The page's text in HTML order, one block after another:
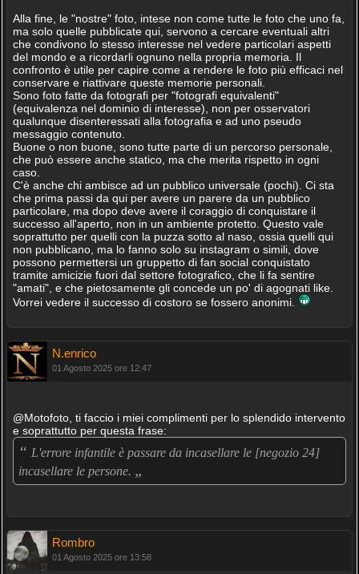
Alla fine, le "nostre" foto, intese non come tutte le foto che uno fa,
ma solo quelle pubblicate qui, servono a cercare eventuali altri
che condivono lo stesso interesse nel vedere particolari aspetti
del mondo e a ricordarli ognuno nella propria memoria. Il
confronto è utile per capire come a rendere le foto più efficaci nel
conservare e riattivare queste memorie personali.
Sono foto fatte da fotografi per "fotografi equivalenti"
(equivalenza nel dominio di interesse), non per osservatori
qualunque disenteressati alla fotografia e ad uno pseudo
messaggio contenuto.
Buone o non buone, sono tutte parte di un percorso personale,
che può essere anche statico, ma che merita rispetto in ogni
caso.
C'è anche chi ambisce ad un pubblico universale (pochi). Ci sta
che prima passi da qui per avere un parere da un pubblico
particolare, ma dopo deve avere il coraggio di conquistare il
successo all'aperto, non in un ambiente protetto. Questo vale
soprattutto per quelli con la puzza sotto al naso, ossia quelli qui
non pubblicano, ma lo fanno solo su instagram o simili, dove
possono permettersi un gruppetto di fan social conquistato
tramite amicizie fuori dal settore fotografico, che li fa sentire
"amati", e che pietosamente gli concede un po' di agognati like.
Vorrei vedere il successo di costoro se fossero anonimi.
N.enrico
01 Agosto 2025 ore 12:47
@Motofoto, ti faccio i miei complimenti per lo splendido intervento
e soprattutto per questa frase:
“ L'errore infantile è passare da incasellare le [negozio 24]
incasellare le persone. „
Rombro
01 Agosto 2025 ore 13:58